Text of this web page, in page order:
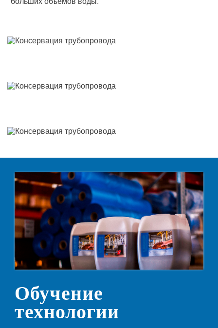
Обучение
технологии